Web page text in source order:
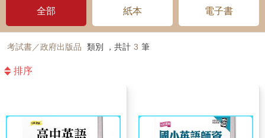
全部 紙本 電子書
考試書／政府出版品 類別 ，共計 3 筆
排序